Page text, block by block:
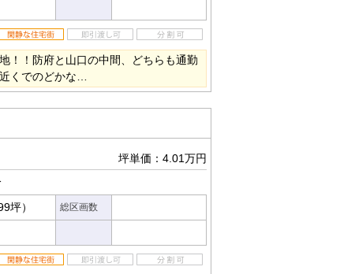
！！防府と山口の中間、どちらも通勤
くでのどかな…
坪単価：4.01万円
坪） 総区画数